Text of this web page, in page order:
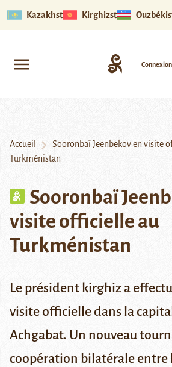
Kazakhstan Kirghizstan
Connexion
Accueil
Sooronbaï Jeenbekov en visite
Turkménistan
Sooronbaï
visite officielle au
Turkménistan
Le président kirghiz a
visite officielle dans la
Achgabat. Un nouveau
coopération bilatérale entre